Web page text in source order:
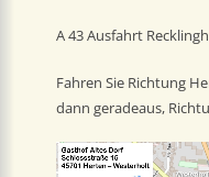
A 43 Ausfahrt
Fahren Sie Richtung
dann geradeaus,